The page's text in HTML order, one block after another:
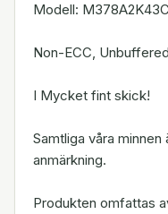
Modell:
Non-ECC,
I Mycket fint skick!
Samtliga våra
anmärkning.
Produkten omfattas